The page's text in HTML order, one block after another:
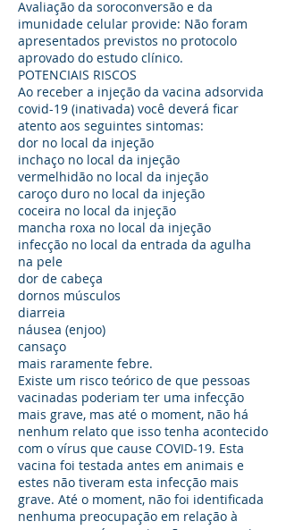
Avaliação da soroconversão e da
imunidade celular provide: Não foram
apresentados previstos no protocolo
aprovado do estudo clínico.
POTENCIAIS RISCOS
Ao receber a injeção da vacina adsorvida
covid-19 (inativada) você deverá ficar
atento aos seguintes sintomas:
dor no local da injeção
inchaço no local da injeção
vermelhidão no local da injeção
caroço duro no local da injeção
coceira no local da injeção
mancha roxa no local da injeção
infecção no local da entrada da agulha
na pele
dor de cabeça
dornos músculos
diarreia
náusea (enjoo)
cansaço
mais raramente febre.
Existe um risco teórico de que pessoas
vacinadas poderiam ter uma infecção
mais grave, mas até o moment, não há
nenhum relato que isso tenha acontecido
com o vírus que cause COVID-19. Esta
vacina foi testada antes em animais e
estes não tiveram esta infecção mais
grave. Até o moment, não foi identificada
nenhuma preocupação em relação à